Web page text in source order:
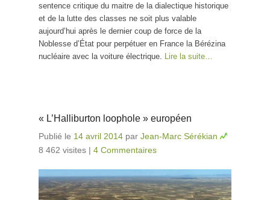
sentence critique du maitre de la dialectique historique
et de la lutte des classes ne soit plus valable
aujourd’hui après le dernier coup de force de la
Noblesse d’État pour perpétuer en France la Bérézina
nucléaire avec la voiture électrique. Lire la suite…
« L’Halliburton loophole » européen
Publié le 14 avril 2014 par Jean-Marc Sérékian
8 462 visites | 4 Commentaires